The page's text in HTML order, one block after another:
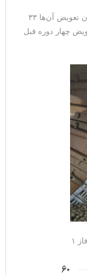
شبکه‌های خروجی شامل ۳۰ عدد بودند که مدت زمان تعویض آن‌ها ۳۳
تعویض چهار دوره قبل